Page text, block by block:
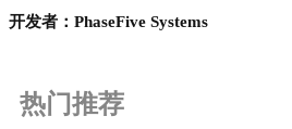
开发者：PhaseFive Systems
热门推荐